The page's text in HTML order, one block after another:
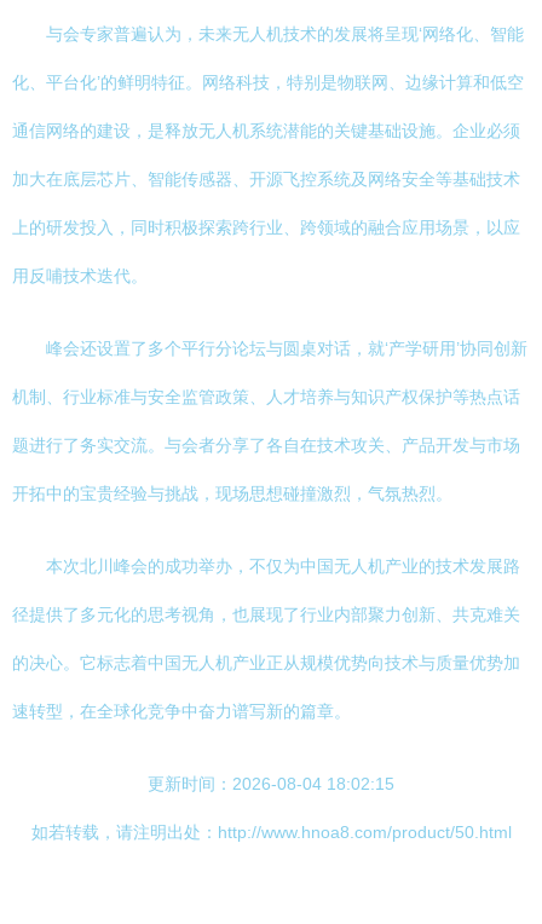
与会专家普遍认为，未来无人机技术的发展将呈现‘网络化、智能
化、平台化’的鲜明特征。网络科技，特别是物联网、边缘计算和低空
通信网络的建设，是释放无人机系统潜能的关键基础设施。企业必须
加大在底层芯片、智能传感器、开源飞控系统及网络安全等基础技术
上的研发投入，同时积极探索跨行业、跨领域的融合应用场景，以应
用反哺技术迭代。
峰会还设置了多个平行分论坛与圆桌对话，就‘产学研用’协同创新
机制、行业标准与安全监管政策、人才培养与知识产权保护等热点话
题进行了务实交流。与会者分享了各自在技术攻关、产品开发与市场
开拓中的宝贵经验与挑战，现场思想碰撞激烈，气氛热烈。
本次北川峰会的成功举办，不仅为中国无人机产业的技术发展路
径提供了多元化的思考视角，也展现了行业内部聚力创新、共克难关
的决心。它标志着中国无人机产业正从规模优势向技术与质量优势加
速转型，在全球化竞争中奋力谱写新的篇章。
更新时间：2026-08-04 18:02:15
如若转载，请注明出处：http://www.hnoa8.com/product/50.html